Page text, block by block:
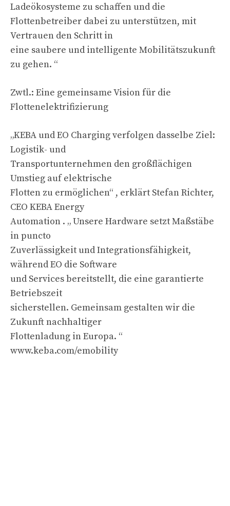
Ladeökosysteme zu schaffen und die
Flottenbetreiber dabei zu unterstützen, mit
Vertrauen den Schritt in
eine saubere und intelligente Mobilitätszukunft
zu gehen. “
Zwtl.: Eine gemeinsame Vision für die
Flottenelektrifizierung
„KEBA und EO Charging verfolgen dasselbe Ziel:
Logistik- und
Transportunternehmen den großflächigen
Umstieg auf elektrische
Flotten zu ermöglichen“ , erklärt Stefan Richter,
CEO KEBA Energy
Automation . „ Unsere Hardware setzt Maßstäbe
in puncto
Zuverlässigkeit und Integrationsfähigkeit,
während EO die Software
und Services bereitstellt, die eine garantierte
Betriebszeit
sicherstellen. Gemeinsam gestalten wir die
Zukunft nachhaltiger
Flottenladung in Europa. “
www.keba.com/emobility